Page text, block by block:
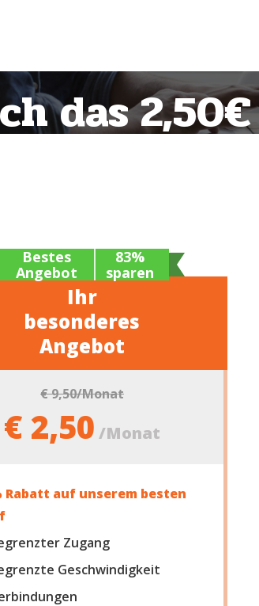
das
Bestes
Angebot
83%
sparen
Ihr
besonderes
Angebot
€ 9,50/Monat
€ 2,50 /Monat
Rabatt auf unserem besten
Zugang
Geschwindigkeit